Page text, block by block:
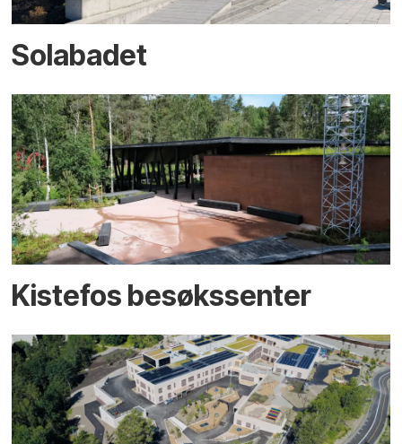
Solabadet
Kistefos besøkssenter